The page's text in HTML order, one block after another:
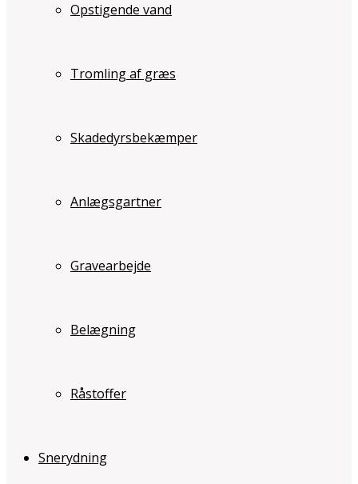
Opstigende vand
Tromling af græs
Skadedyrsbekæmper
Anlægsgartner
Gravearbejde
Belægning
Råstoffer
Snerydning